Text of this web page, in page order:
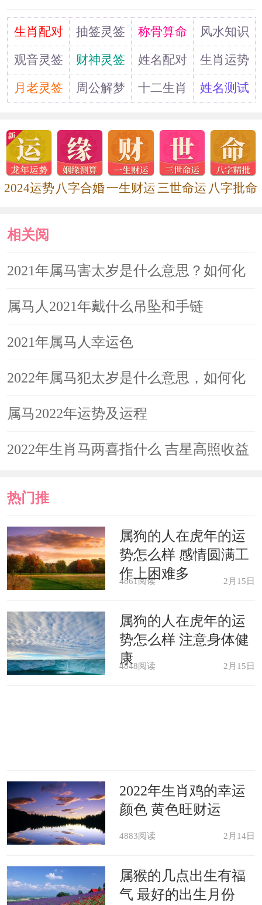
致失业的情况发生，所以如果有需要的
话还是要多多注意的。
属马2022年运势及运程
马在2022年犯太岁吗 属马人在虎年
运势分析
何化解
2021年属马害太岁是什么意思？如
道生肖配对 抽签灵签 称骨算命
风水知识
观音灵签
财神灵签 姓名配对
生肖运势
月老灵签
周公解梦 十二生肖 姓名测试
2024运势 八字合婚一生财运三世命运 八字批命
相关阅
读
2021年属马害太岁是什么意思？如何化
解
属马人2021年戴什么吊坠和手链
2021年属马人幸运色
2022年属马犯太岁是什么意思，如何化
解
属马2022年运势及运程
2022年生肖马两喜指什么 吉星高照收益
热门推
荐
属狗的人在虎年的运
势怎么样 感情圆满工
作上困难多
4861阅读 2月15日
属狗的人在虎年的运
势怎么样 注意身体健
康
4848阅读 2月15日
2022年生肖鸡的幸运
颜色 黄色旺财运
4883阅读 2月14日
属猴的几点出生有福
气 最好的出生月份